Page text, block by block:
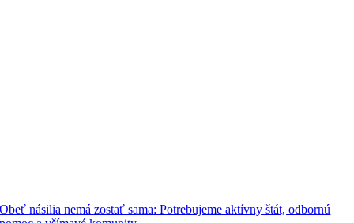
Obeť násilia nemá zostať sama: Potrebujeme aktívny štát, odbornú